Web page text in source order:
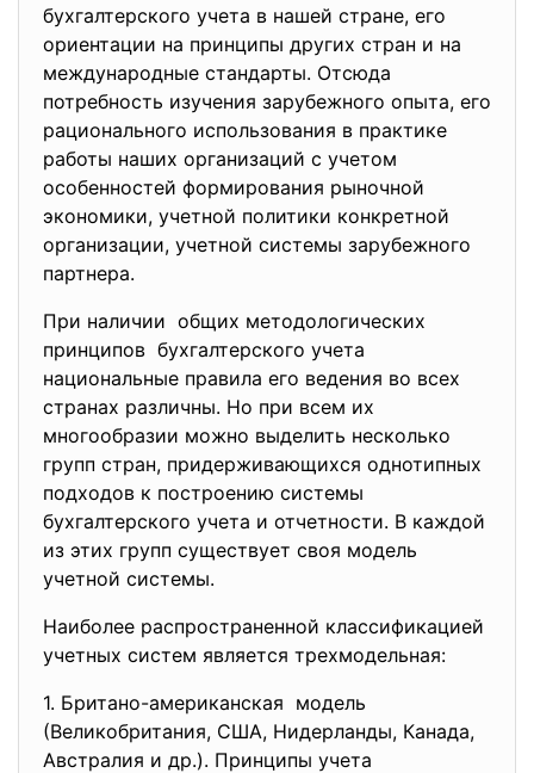
бухгалтерского учета в нашей стране, его
ориентации на принципы других стран и на
международные стандарты. Отсюда
потребность изучения зарубежного опыта, его
рационального использования в практике
работы наших организаций с учетом
особенностей формирования рыночной
экономики, учетной политики конкретной
организации, учетной системы зарубежного
партнера.
При наличии общих методологических
принципов бухгалтерского учета
национальные правила его ведения во всех
странах различны. Но при всем их
многообразии можно выделить несколько
групп стран, придерживающихся однотипных
подходов к построению системы
бухгалтерского учета и отчетности. В каждой
из этих групп существует своя модель
учетной системы.
Наиболее распространенной классификацией
учетных систем является трехмодельная:
1. Британо-американская модель
(Великобритания, США, Нидерланды, Канада,
Австралия и др.). Принципы учета